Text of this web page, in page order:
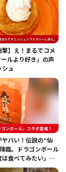
撃】え！まるでコメ
ルより好き」の声
シュ
ヤバい！伝説の“仙
臨。ドラゴンボール
食べてみたい」と